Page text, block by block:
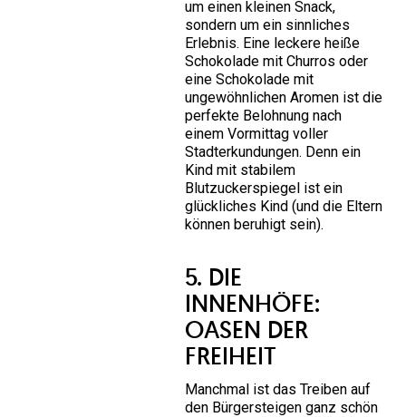
um einen kleinen Snack,
sondern um ein sinnliches
Erlebnis. Eine leckere heiße
Schokolade mit Churros oder
eine Schokolade mit
ungewöhnlichen Aromen ist die
perfekte Belohnung nach
einem Vormittag voller
Stadterkundungen. Denn ein
Kind mit stabilem
Blutzuckerspiegel ist ein
glückliches Kind (und die Eltern
können beruhigt sein).
5. DIE
INNENHÖFE:
OASEN DER
FREIHEIT
Manchmal ist das Treiben auf
den Bürgersteigen ganz schön